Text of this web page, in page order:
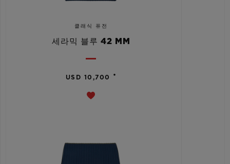
클래식 퓨전
세라믹 블루 42 MM
USD 10,700 •